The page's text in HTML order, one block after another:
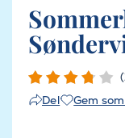
Del
Gem